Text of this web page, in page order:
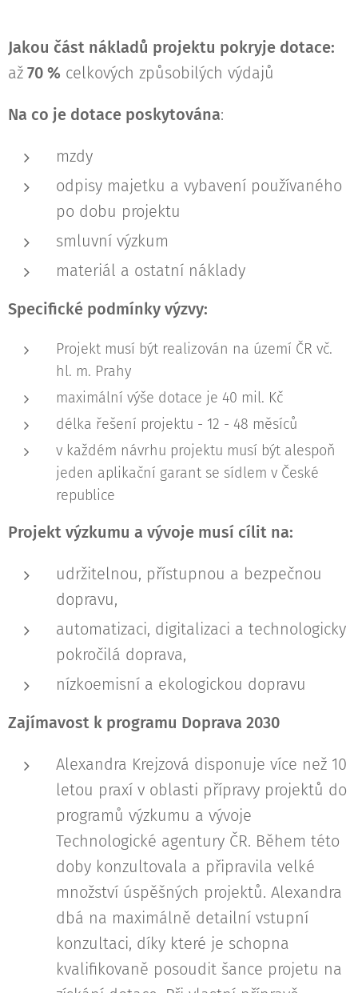
Jakou část nákladů projektu pokryje dotace:
až 70 % celkových způsobilých výdajů
Na co je dotace poskytována:
mzdy
odpisy majetku a vybavení používaného
po dobu projektu
smluvní výzkum
materiál a ostatní náklady
Specifické podmínky výzvy:
Projekt musí být realizován na území ČR vč.
hl. m. Prahy
maximální výše dotace je 40 mil. Kč
délka řešení projektu - 12 - 48 měsíců
v každém návrhu projektu musí být alespoň
jeden aplikační garant se sídlem v České
republice
Projekt výzkumu a vývoje musí cílit na:
udržitelnou, přístupnou a bezpečnou
dopravu,
automatizaci, digitalizaci a technologicky
pokročilá doprava,
nízkoemisní a ekologickou dopravu
Zajímavost k programu Doprava 2030
Alexandra Krejzová disponuje více než 10
letou praxí v oblasti přípravy projektů do
programů výzkumu a vývoje
Technologické agentury ČR. Během této
doby konzultovala a připravila velké
množství úspěšných projektů. Alexandra
dbá na maximálně detailní vstupní
konzultaci, díky které je schopna
kvalifikovaně posoudit šance projetu na